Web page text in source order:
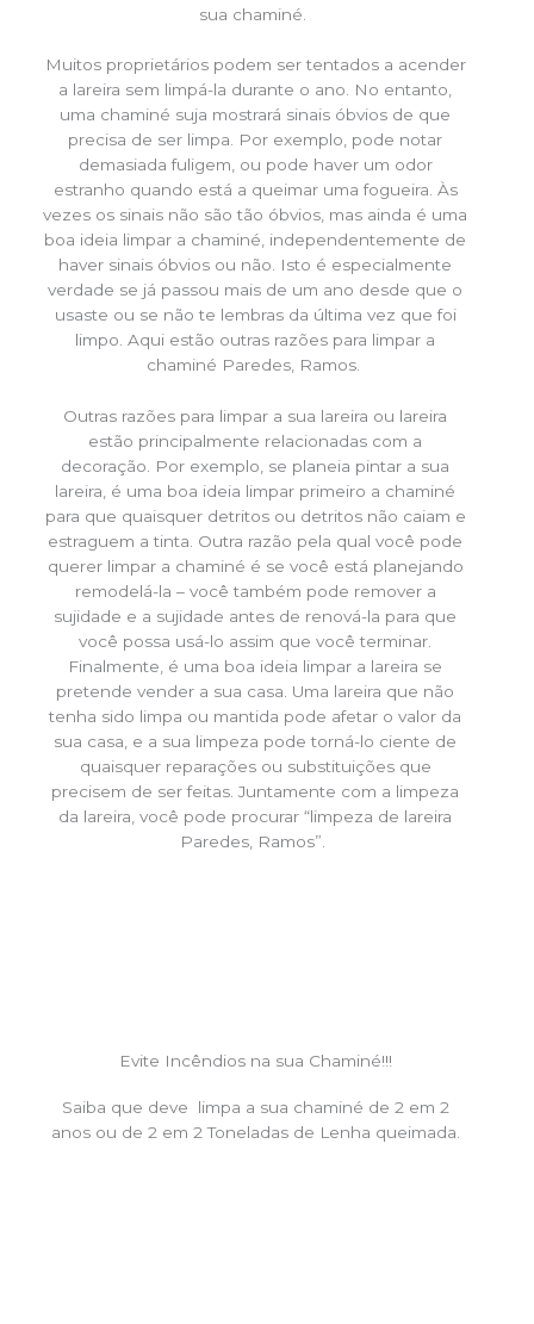
sua chaminé.
Muitos proprietários podem ser tentados a acender
a lareira sem limpá-la durante o ano. No entanto,
uma chaminé suja mostrará sinais óbvios de que
precisa de ser limpa. Por exemplo, pode notar
demasiada fuligem, ou pode haver um odor
estranho quando está a queimar uma fogueira. Às
vezes os sinais não são tão óbvios, mas ainda é uma
boa ideia limpar a chaminé, independentemente de
haver sinais óbvios ou não. Isto é especialmente
verdade se já passou mais de um ano desde que o
usaste ou se não te lembras da última vez que foi
limpo. Aqui estão outras razões para limpar a
chaminé Paredes, Ramos.
Outras razões para limpar a sua lareira ou lareira
estão principalmente relacionadas com a
decoração. Por exemplo, se planeia pintar a sua
lareira, é uma boa ideia limpar primeiro a chaminé
para que quaisquer detritos ou detritos não caiam e
estraguem a tinta. Outra razão pela qual você pode
querer limpar a chaminé é se você está planejando
remodelá-la – você também pode remover a
sujidade e a sujidade antes de renová-la para que
você possa usá-lo assim que você terminar.
Finalmente, é uma boa ideia limpar a lareira se
pretende vender a sua casa. Uma lareira que não
tenha sido limpa ou mantida pode afetar o valor da
sua casa, e a sua limpeza pode torná-lo ciente de
quaisquer reparações ou substituições que
precisem de ser feitas. Juntamente com a limpeza
da lareira, você pode procurar “limpeza de lareira
Paredes, Ramos”.
Evite Incêndios na sua Chaminé!!!
Saiba que deve limpa a sua chaminé de 2 em 2
anos ou de 2 em 2 Toneladas de Lenha queimada.